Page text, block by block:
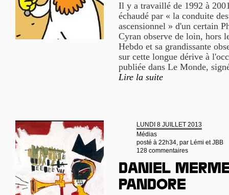
Il y a travaillé de 1992 à
échaudé par « la conduite
ascensionnel » d'un certain
Cyran observe de loin, hors
Hebdo et sa grandissante
sur cette longue dérive à
publiée dans Le Monde,
Lire la suite
LUNDI 8 JUILLET 2013
Médias
posté à 22h34, par Lémi et JBB
128 commentaires
Daniel
Pandore